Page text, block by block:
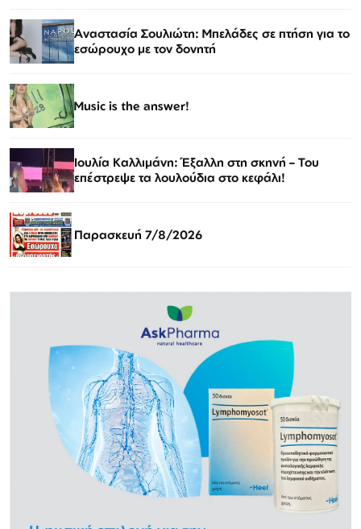
Αναστασία Σουλιώτη: Μπελάδες σε πτήση για το
εσώρουχο με τον δονητή
Music is the answer!
Ιουλία Καλλιμάνη: Έξαλλη στη σκηνή – Του
επέστρεψε τα λουλούδια στο κεφάλι!
Παρασκευή 7/8/2026